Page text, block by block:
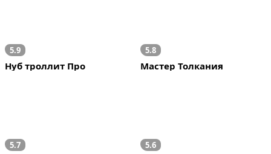
5.9
Нуб троллит Про
5.8
Мастер Толкания
5.7 5.6